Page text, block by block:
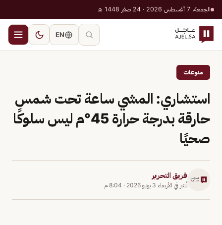
الجمعة، 7 أغسطس 2026 · 24 صفر 1448 هـ
EN
منوعات
استشاري: المشي ساعة تحت شمس
حارقة بدرجة حرارة 45°م ليس سلوكًا
صحيًا
فريق التحرير
نُشر في الأربعاء 3 يونيو 2026 · 8:04 م